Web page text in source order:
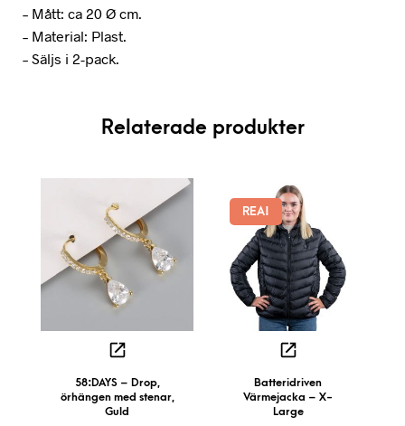
– Mått: ca 20 Ø cm.
– Material: Plast.
– Säljs i 2-pack.
Relaterade produkter
58:DAYS – Drop,
örhängen med stenar,
Guld
REA!
Batteridriven
Värmejacka – X-
Large